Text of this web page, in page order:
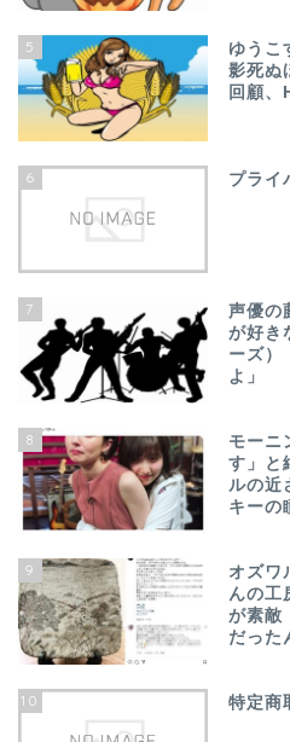
5
ゆうこ
影死ぬ
回顧、
6 プライ
7
声優の
が好き
ーズ）
よ」
8
モーニ
す」と
ルの近
キーの
9
オズワ
んの工
が素敵
だった
10 特定商